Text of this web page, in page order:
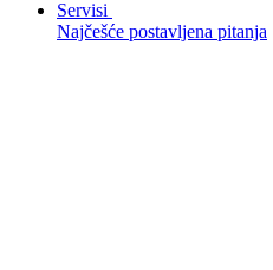
Servisi
Najčešće postavljena pitanja